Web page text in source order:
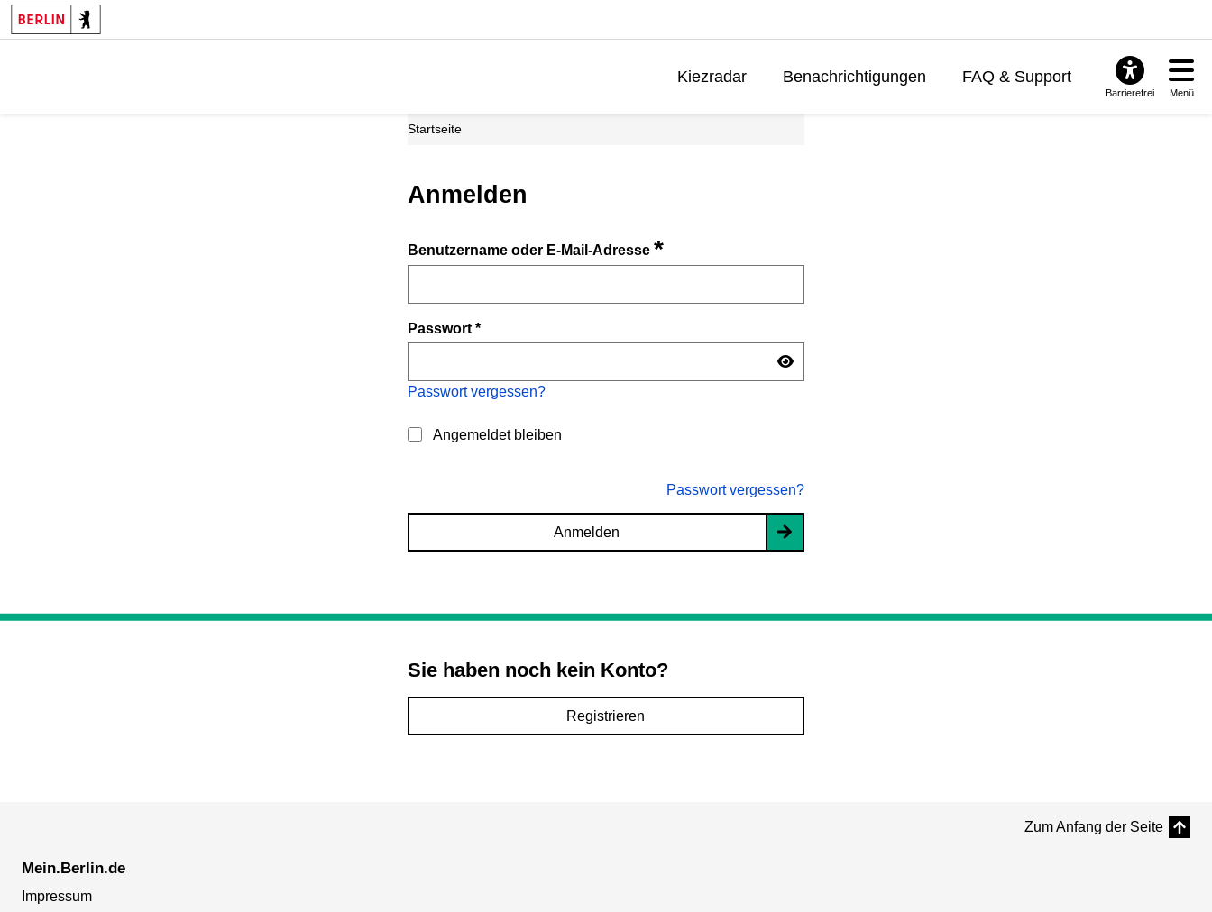
Kiezradar Benachrichtigungen FAQ & Support
Barrierefrei Menü
Startseite
Anmelden
Benutzername oder E-Mail-Adresse*
Passwort*
Passwort vergessen?
Angemeldet bleiben
Passwort vergessen?
Anmelden
Sie haben noch kein Konto?
Registrieren
Zum Anfang der Seite
Mein.Berlin.de
Impressum